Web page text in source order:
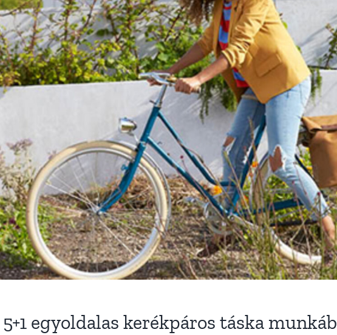
5+1 egyoldalas kerékpáros táska